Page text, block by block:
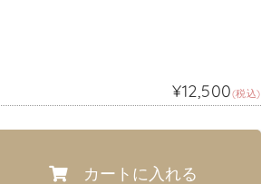
¥12,500(税込)
カートに入れる